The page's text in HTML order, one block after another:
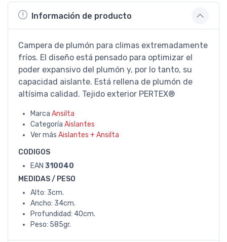
Información de producto
Campera de plumón para climas extremadamente
fríos. El diseño está pensado para optimizar el
poder expansivo del plumón y, por lo tanto, su
capacidad aislante. Está rellena de plumón de
altísima calidad. Tejido exterior PERTEX®
Marca Ansilta
Categoría Aislantes
Ver más Aislantes + Ansilta
CODIGOS
EAN 310040
MEDIDAS / PESO
Alto: 3cm.
Ancho: 34cm.
Profundidad: 40cm.
Peso: 585gr.